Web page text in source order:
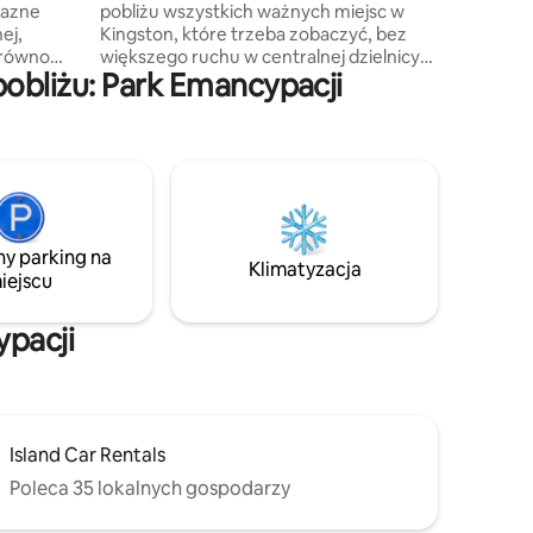
Boba
jesteś
pobliżu wszystkich ważnych miejsc w
Kingston, które trzeba zobaczyć, bez
większego ruchu w centralnej dzielnicy
biznesowej. To wyjątkowe, zadbane
studio urządzone z wyrafinowaną
Położony w spokojnej, robotniczej
dzielnicy, w odległości spaceru od
szpitala, poczty, kościoła, baru z rumem,
supermarketu, targu, posterunku policji,
Park Emancypacji
parking na
Klimatyzacja
Island Car Rentals
Poleca 35 lokalnych gospodarzy